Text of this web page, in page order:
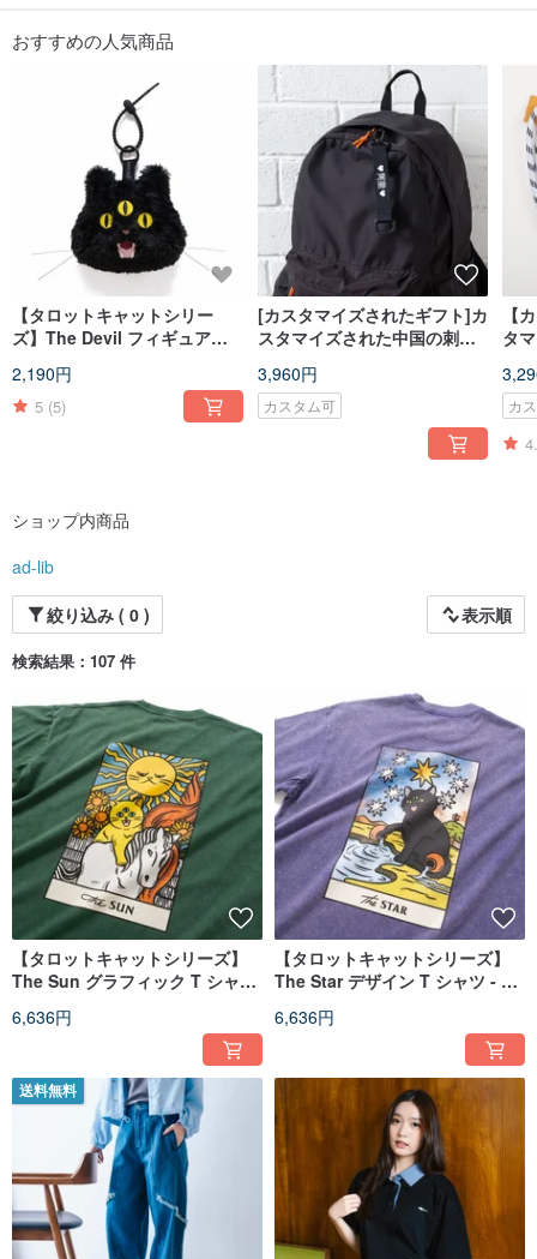
おすすめの人気商品
【タロットキャットシリー
ズ】The Devil フィギュアマ
ック (AA543)
2,190円
5 (5)
[カスタマイズされたギフト]カ
スタマイズされた中国の刺繡
繡キャラクターの7色の選択肢
（EMA
3,960円
カスタム可
【
タ
ラ
（
カ
ショップ内商品
ad-lib
絞り込み ( 0 )
表示順
検索結果：107 件
【タロットキャットシリーズ】
The Sun グラフィック T シャツ
(ZT1893)
6,636円
【タロットキャットシリーズ】
The Star デザイン T シャツ - パ
6,636円
送料無料